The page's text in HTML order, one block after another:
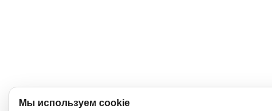
Мы используем cookie